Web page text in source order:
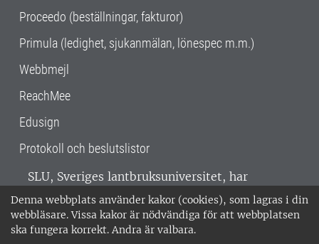
Denna webbplats använder kakor (cookies), som lagras i din
webbläsare. Vissa kakor är nödvändiga för att webbplatsen
ska fungera korrekt. Andra är valbara.
Proceedo (beställningar, fakturor)
Primula (ledighet, sjukanmälan, lönespec m.m.)
Webbmejl
ReachMee
Edusign
Protokoll och beslutslistor
SLU, Sveriges lantbruksuniversitet, har
verksamhet över hela Sverige. Huvudorter är
Alnarp, Uppsala och Umeå.SLU är
miljöcertifierat enligt ISO 14001. •